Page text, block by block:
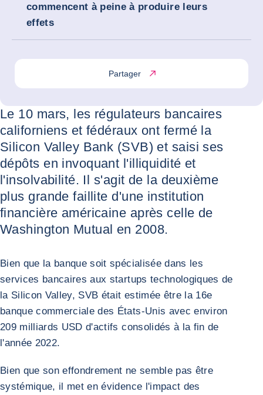
commencent à peine à produire leurs
effets
Partager
Le 10 mars, les régulateurs bancaires
californiens et fédéraux ont fermé la
Silicon Valley Bank (SVB) et saisi ses
dépôts en invoquant l'illiquidité et
l'insolvabilité. Il s'agit de la deuxième
plus grande faillite d'une institution
financière américaine après celle de
Washington Mutual en 2008.
Bien que la banque soit spécialisée dans les
services bancaires aux startups technologiques de
la Silicon Valley, SVB était estimée être la 16e
banque commerciale des États-Unis avec environ
209 milliards USD d'actifs consolidés à la fin de
l'année 2022.
Bien que son effondrement ne semble pas être
systémique, il met en évidence l'impact des